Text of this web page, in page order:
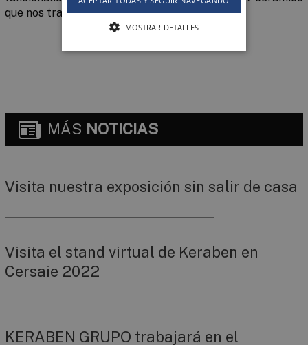
que nos transportará al otro lado del arcoíris.
MÁS NOTICIAS
Visita nuestra exposición sin salir de casa
Visita el stand virtual de Keraben en
Cersaie 2022
KERABEN GRUPO trabajará en el
MOSTRAR DETALLES